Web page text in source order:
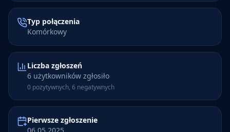
Typ połączenia
Komórkowy
Liczba zgłoszeń
6 użytkowników zgłosiło
0 pozytywnych, 6 negatywnych
Pierwsze zgłoszenie